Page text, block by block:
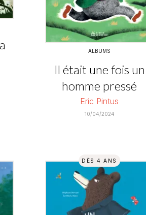
ALBUMS
Il était une fois un
homme pressé
Eric Pintus
10/04/2024
DÈS 4 ANS